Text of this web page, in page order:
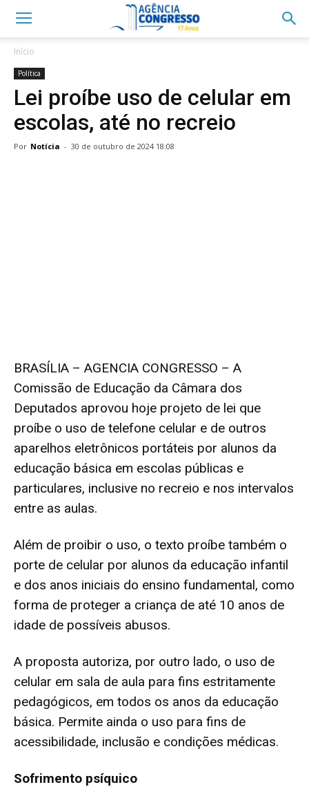
Início
Política
Lei proíbe uso de celular em
escolas, até no recreio
Por Notícia - 30 de outubro de 2024 18:08
BRASÍLIA – AGENCIA CONGRESSO – A
Comissão de Educação da Câmara dos
Deputados aprovou hoje projeto de lei que
proíbe o uso de telefone celular e de outros
aparelhos eletrônicos portáteis por alunos da
educação básica em escolas públicas e
particulares, inclusive no recreio e nos intervalos
entre as aulas.
Além de proibir o uso, o texto proíbe também o
porte de celular por alunos da educação infantil
e dos anos iniciais do ensino fundamental, como
forma de proteger a criança de até 10 anos de
idade de possíveis abusos.
A proposta autoriza, por outro lado, o uso de
celular em sala de aula para fins estritamente
pedagógicos, em todos os anos da educação
básica. Permite ainda o uso para fins de
acessibilidade, inclusão e condições médicas.
Sofrimento psíquico